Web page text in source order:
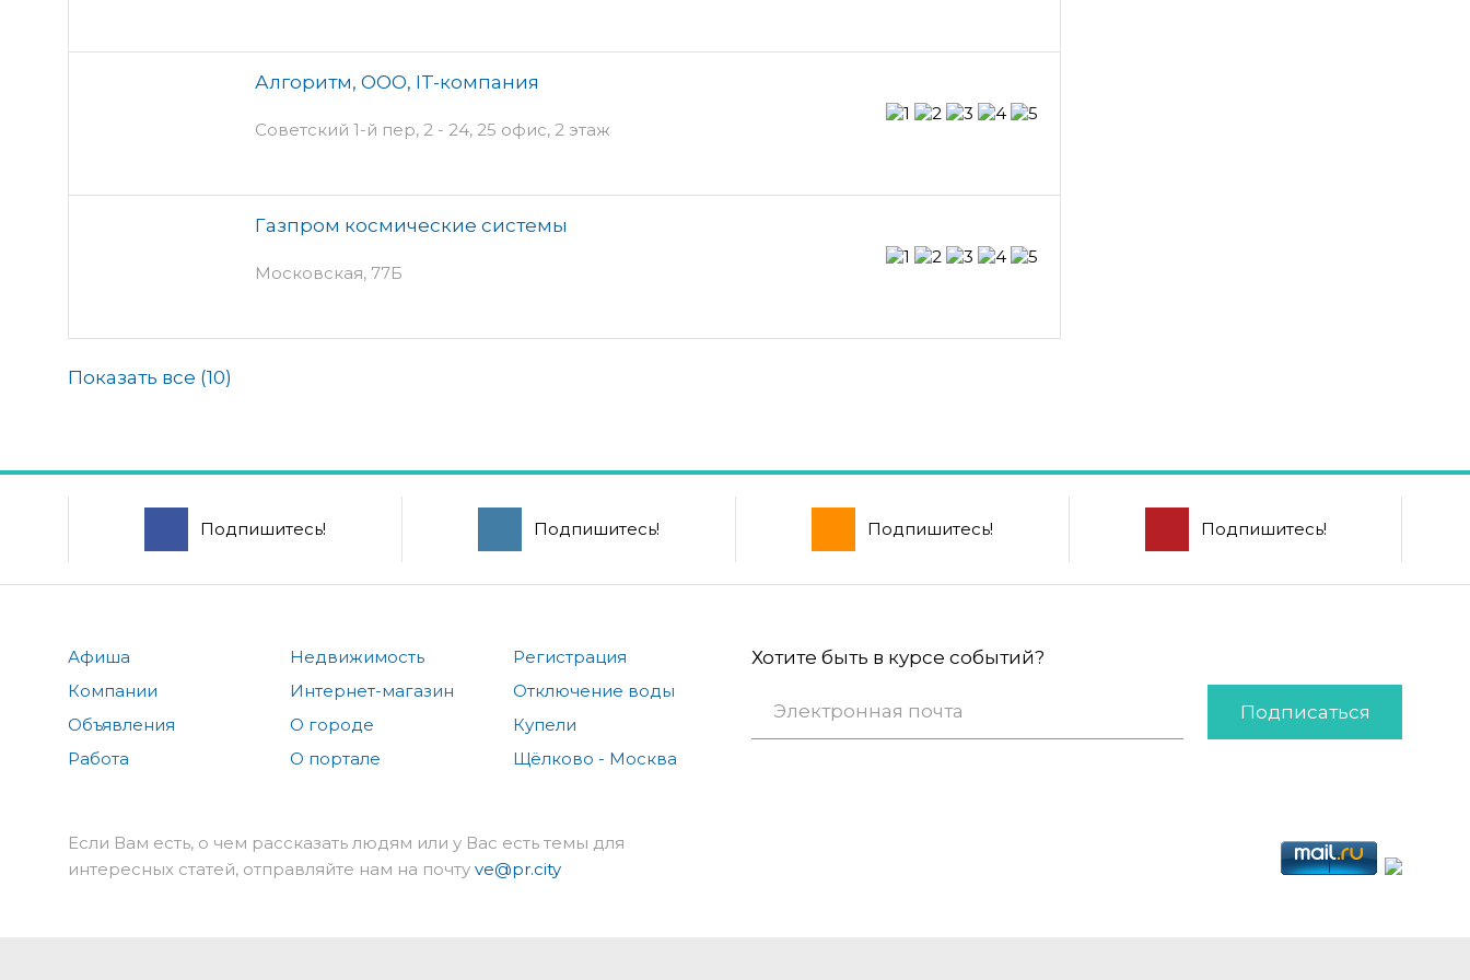
Алгоритм, ООО, IT-компания
Советский 1-й пер, 2 - 24, 25 офис, 2 этаж
Газпром космические системы
Московская, 77Б
Показать все (10)
Подпишитесь! Подпишитесь! Подпишитесь! Подпишитесь!
Афиша
Компании
Объявления
Работа
Недвижимость
Интернет-магазин
О городе
О портале
Регистрация
Отключение воды
Купели
Щёлково - Москва
Хотите быть в курсе событий?
Подписаться
Если Вам есть, о чем рассказать людям или у Вас есть темы для
интересных статей, отправляйте нам на почту ve@pr.city